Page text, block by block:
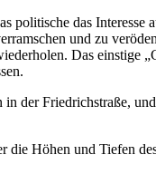
politische das
und zu
Das einstige
in der Friedrichstraße,
die Höhen und Tiefen